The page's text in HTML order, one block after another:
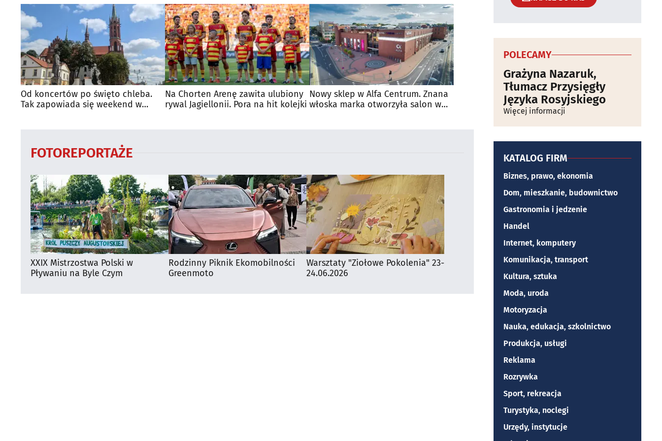
Od koncertów po święto chleba.
Tak zapowiada się weekend w
Na Chorten Arenę zawita ulubiony
rywal Jagiellonii. Pora na hit kolejki
Nowy sklep w Alfa Centrum. Znana
włoska marka otworzyła salon w
FOTOREPORTAŻE
XXIX Mistrzostwa Polski w
Pływaniu na Byle Czym
Rodzinny Piknik Ekomobilności
Greenmoto
Warsztaty "Ziołowe Pokolenia" 23-
24.06.2026
POLECAMY
Grażyna Nazaruk,
Tłumacz Przysięgły
Języka Rosyjskiego
Więcej informacji
KATALOG FIRM
Biznes, prawo, ekonomia
Dom, mieszkanie, budownictwo
Gastronomia i jedzenie
Handel
Internet, komputery
Komunikacja, transport
Kultura, sztuka
Moda, uroda
Motoryzacja
Nauka, edukacja, szkolnictwo
Produkcja, usługi
Reklama
Rozrywka
Sport, rekreacja
Turystyka, noclegi
Urzędy, instytucje